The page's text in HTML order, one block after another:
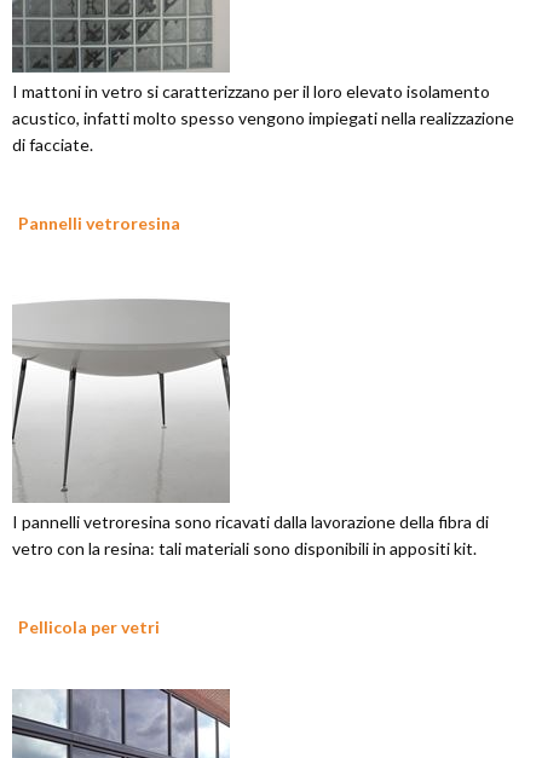
I mattoni in vetro si caratterizzano per il loro elevato isolamento
acustico, infatti molto spesso vengono impiegati nella realizzazione
di facciate.
Pannelli vetroresina
I pannelli vetroresina sono ricavati dalla lavorazione della fibra di
vetro con la resina: tali materiali sono disponibili in appositi kit.
Pellicola per vetri